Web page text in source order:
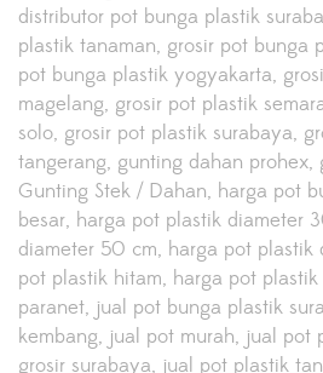
distributor pot bunga plastik
plastik tanaman grosir pot bunga
pot bunga plastik yogyakarta
magelang grosir pot plastik
solo grosir pot plastik surabaya
tangerang gunting dahan prohex
Gunting Stek / Dahan harga pot
besar harga pot plastik diameter
diameter 50 cm harga pot
pot plastik hitam harga pot
paranet jual pot bunga plastik
kembang jual pot murah jual pot
grosir surabaya jual pot plastik